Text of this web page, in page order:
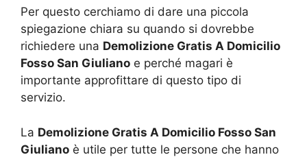
Per questo cerchiamo di dare una piccola
spiegazione chiara su quando si dovrebbe
richiedere una Demolizione Gratis A Domicilio
Fosso San Giuliano e perché magari è
importante approfittare di questo tipo di
servizio.
La Demolizione Gratis A Domicilio Fosso San
Giuliano è utile per tutte le persone che hanno